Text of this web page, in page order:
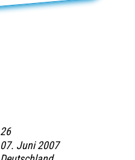
26
07. Juni 2007